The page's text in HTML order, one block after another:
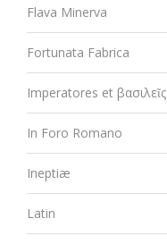
Flava Minerva
Fortunata Fabrica
Imperatores et βασιλεῖς
In Foro Romano
Ineptiæ
Latin